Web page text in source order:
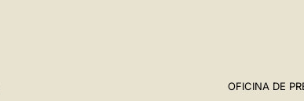
OFICINA DE